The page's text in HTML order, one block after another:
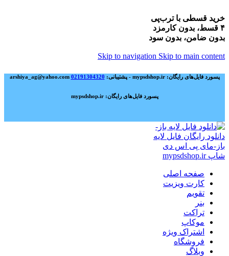
خرید قسطی با ترب‌پی
۴ قسط، بدون کارمزد
بدون ضامن، بدون سود
Skip to navigation Skip to main content
پسورد فایل‌های رایگان: mypsdshop.ir - پشتیبانی: arshiya_ag@yahoo.com 02191304320
پسورد فایل‌های رایگان: mypsdshop.ir
صفحه اصلی
کارت ویزیت
تقویم
بنر
تراکت
موکاپ
اشتراک ویژه
فروشگاه
وبلاگ